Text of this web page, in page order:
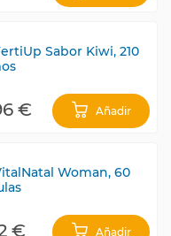
Sabor Kiwi, 210
€ Añadir
Woman, 60
€ Añadir